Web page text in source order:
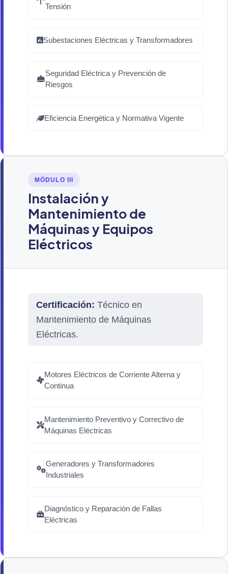
Tensión
Subestaciones Eléctricas y Transformadores
Seguridad Eléctrica y Prevención de
Riesgos
Eficiencia Energética y Normativa Vigente
MÓDULO III
Instalación y
Mantenimiento de
Máquinas y Equipos
Eléctricos
Certificación: Técnico en
Mantenimiento de Máquinas
Eléctricas.
Motores Eléctricos de Corriente Alterna y
Continua
Mantenimiento Preventivo y Correctivo de
Máquinas Eléctricas
Generadores y Transformadores
Industriales
Diagnóstico y Reparación de Fallas
Eléctricas